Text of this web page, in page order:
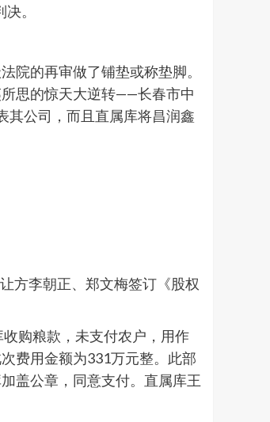
。
院的再审做了铺垫或称垫脚。
思的惊天大逆转——长春市中
其公司，而且直属库将昌润鑫
方李朝正、郑文梅签订《股权
购粮款，未支付农户，用作
费用金额为331万元整。此部
盖公章，同意支付。直属库王